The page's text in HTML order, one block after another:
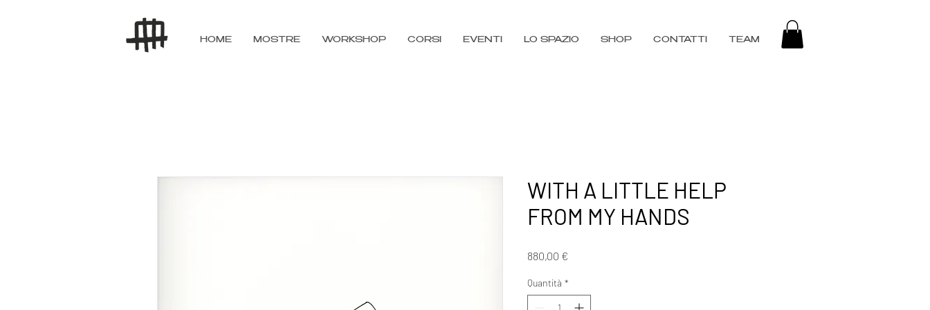
HOME MOSTRE WORKSHOP CORSI EVENTI LO SPAZIO SHOP CONTATTI TEAM
WITH A LITTLE HELP
FROM MY HANDS
880,00 €
Quantità *